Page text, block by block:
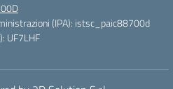
(IPA): istsc_paic88700d
UF7LHF